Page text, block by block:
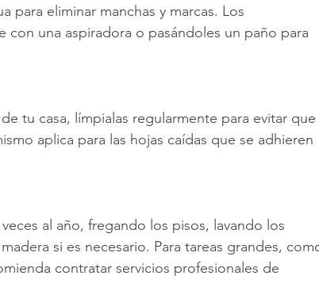
para eliminar manchas y marcas. Los
una aspiradora o pasándoles un paño para
tu casa, límpialas regularmente para evitar que
aplica para las hojas caídas que se adhieren
al año, fregando los pisos, lavando los
si es necesario. Para tareas grandes,
contratar servicios profesionales de